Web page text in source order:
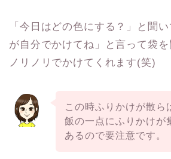
「今日はどの色にする？」と聞
が自分でかけてね」と言って袋を
ノリノリでかけてくれます(笑)
この時ふりかけが散ら
飯の一点にふりかけが
あるので要注意です。